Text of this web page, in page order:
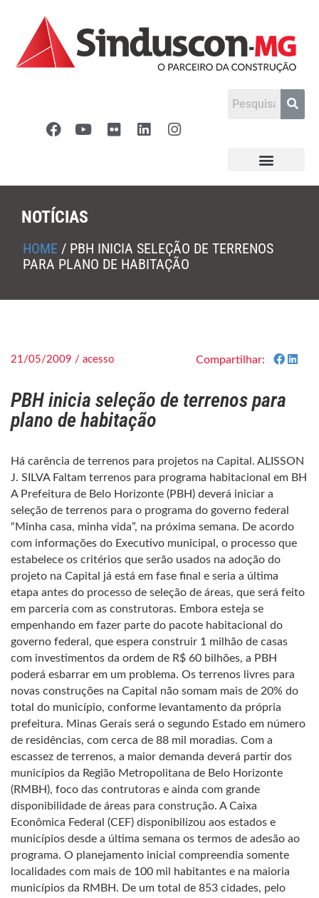
NOTÍCIAS
HOME / PBH INICIA SELEÇÃO DE TERRENOS
PARA PLANO DE HABITAÇÃO
21/05/2009 / acesso Compartilhar:
PBH inicia seleção de terrenos para
plano de habitação
Há carência de terrenos para projetos na Capital. ALISSON
J. SILVA Faltam terrenos para programa habitacional em BH
A Prefeitura de Belo Horizonte (PBH) deverá iniciar a
seleção de terrenos para o programa do governo federal
“Minha casa, minha vida”, na próxima semana. De acordo
com informações do Executivo municipal, o processo que
estabelece os critérios que serão usados na adoção do
projeto na Capital já está em fase final e seria a última
etapa antes do processo de seleção de áreas, que será feito
em parceria com as construtoras. Embora esteja se
empenhando em fazer parte do pacote habitacional do
governo federal, que espera construir 1 milhão de casas
com investimentos da ordem de R$ 60 bilhões, a PBH
poderá esbarrar em um problema. Os terrenos livres para
novas construções na Capital não somam mais de 20% do
total do município, conforme levantamento da própria
prefeitura. Minas Gerais será o segundo Estado em número
de residências, com cerca de 88 mil moradias. Com a
escassez de terrenos, a maior demanda deverá partir dos
municípios da Região Metropolitana de Belo Horizonte
(RMBH), foco das contrutoras e ainda com grande
disponibilidade de áreas para construção. A Caixa
Econômica Federal (CEF) disponibilizou aos estados e
municípios desde a última semana os termos de adesão ao
programa. O planejamento inicial compreendia somente
localidades com mais de 100 mil habitantes e na maioria
municípios da RMBH. De um total de 853 cidades, pelo